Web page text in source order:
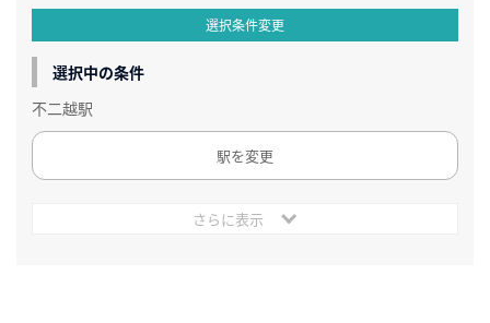
選択条件変更
選択中の条件
不二越駅
駅を変更
さらに表示